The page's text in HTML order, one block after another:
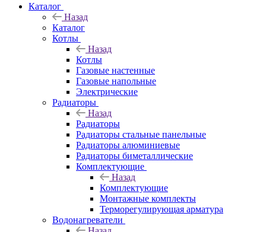
Каталог
Назад
Каталог
Котлы
Назад
Котлы
Газовые настенные
Газовые напольные
Электрические
Радиаторы
Назад
Радиаторы
Радиаторы стальные панельные
Радиаторы алюминиевые
Радиаторы биметаллические
Комплектующие
Назад
Комплектующие
Монтажные комплекты
Терморегулирующая арматура
Водонагреватели